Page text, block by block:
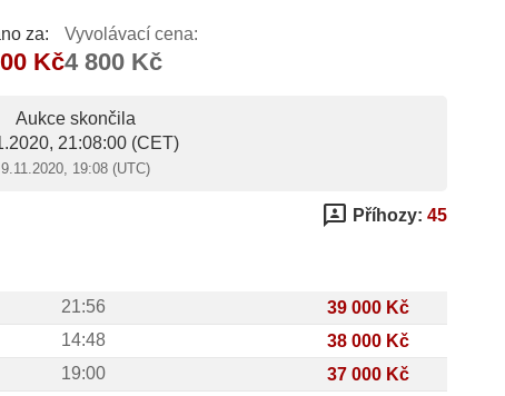
za:
Kč
Vyvolávací cena:
4 800 Kč
Aukce skončila
21:08:00 (CET)
9.11.2020, 19:08 (UTC)
3p Příhozy: 45
21:56
39 000 Kč
14:48
38 000 Kč
19:00
37 000 Kč